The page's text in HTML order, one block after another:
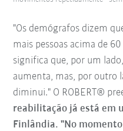
"Os demógrafos dizem
mais pessoas acima de
significa que, por um
aumenta, mas, por outro
diminui." O ROBERT®
reabilitação já está em
Finlândia. "No